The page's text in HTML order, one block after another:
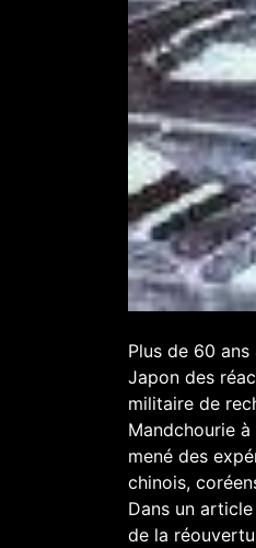
Plus de 60
Japon des
militaire de
Mandchourie
mené des
chinois,
Dans un
de la